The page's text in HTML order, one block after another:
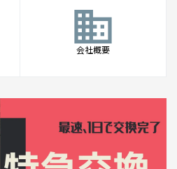
business
会社概要